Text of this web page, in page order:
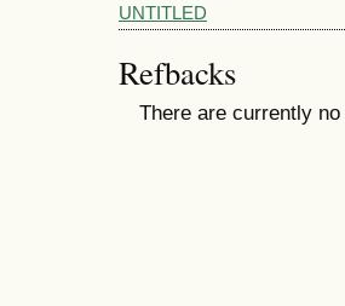
UNTITLED
Refbacks
There are currently